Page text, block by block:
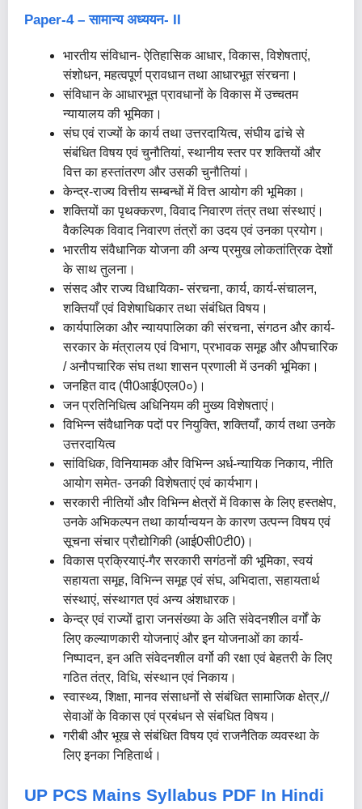
Paper-4 – सामान्य अध्ययन- II
भारतीय संविधान- ऐतिहासिक आधार, विकास, विशेषताएं,
संशोधन, महत्वपूर्ण प्रावधान तथा आधारभूत संरचना।
संविधान के आधारभूत प्रावधानों के विकास में उच्चतम
न्यायालय की भूमिका।
संघ एवं राज्यों के कार्य तथा उत्तरदायित्व, संघीय ढांचे से
संबंधित विषय एवं चुनौतियां, स्थानीय स्तर पर शक्तियों और
वित्त का हस्तांतरण और उसकी चुनौतियां।
केन्द्र-राज्य वित्तीय सम्बन्धों में वित्त आयोग की भूमिका।
शक्तियों का पृथक्करण, विवाद निवारण तंत्र तथा संस्थाएं।
वैकल्पिक विवाद निवारण तंत्रों का उदय एवं उनका प्रयोग।
भारतीय संवैधानिक योजना की अन्य प्रमुख लोकतांत्रिक देशों
के साथ तुलना।
संसद और राज्य विधायिका- संरचना, कार्य, कार्य-संचालन,
शक्तियाँ एवं विशेषाधिकार तथा संबंधित विषय।
कार्यपालिका और न्यायपालिका की संरचना, संगठन और कार्य-
सरकार के मंत्रालय एवं विभाग, प्रभावक समूह और औपचारिक
/ अनौपचारिक संघ तथा शासन प्रणाली में उनकी भूमिका।
जनहित वाद (पी0आई0एल0०)।
जन प्रतिनिधित्व अधिनियम की मुख्य विशेषताएं।
विभिन्‍न संवैधानिक पदों पर नियुक्ति, शक्तियाँ, कार्य तथा उनके
उत्तरदायित्व
सांविधिक, विनियामक और विभिन्‍न अर्ध-न्यायिक निकाय, नीति
आयोग समेत- उनकी विशेषताएं एवं कार्यभाग।
सरकारी नीतियों और विभिन्‍न क्षेत्रों में विकास के लिए हस्तक्षेप,
उनके अभिकल्पन तथा कार्यान्वयन के कारण उत्पन्न विषय एवं
सूचना संचार प्रौद्योगिकी (आई0सी0टी0)।
विकास प्रक्रियाएं-गैर सरकारी सगंठनों की भूमिका, स्वयं
सहायता समूह, विभिन्‍न समूह एवं संघ, अभिदाता, सहायतार्थ
संस्थाएं, संस्थागत एवं अन्य अंशधारक।
केन्द्र एवं राज्यों द्वारा जनसंख्या के अति संवेदनशील वर्गों के
लिए कल्याणकारी योजनाएं और इन योजनाओं का कार्य-
निष्पादन, इन अति संवेदनशील वर्गो की रक्षा एवं बेहतरी के लिए
गठित तंत्र, विधि, संस्थान एवं निकाय।
स्वास्थ्य, शिक्षा, मानव संसाधनों से संबंधित सामाजिक क्षेत्र,//
सेवाओं के विकास एवं प्रबंधन से संबधित विषय।
गरीबी और भूख से संबंधित विषय एवं राजनैतिक व्यवस्था के
लिए इनका निहितार्थ।
UP PCS Mains Syllabus PDF In Hindi